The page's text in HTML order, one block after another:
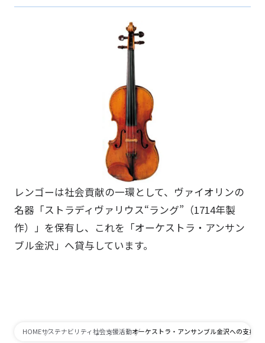
レンゴーは社会貢献の一環として、ヴァイオリンの
名器「ストラディヴァリウス“ラング”（1714年製
作）」を保有し、これを「オーケストラ・アンサン
ブル金沢」へ貸与しています。
HOMEサステナビリティ社会支援活動オーケストラ・アンサンブル金沢への支援